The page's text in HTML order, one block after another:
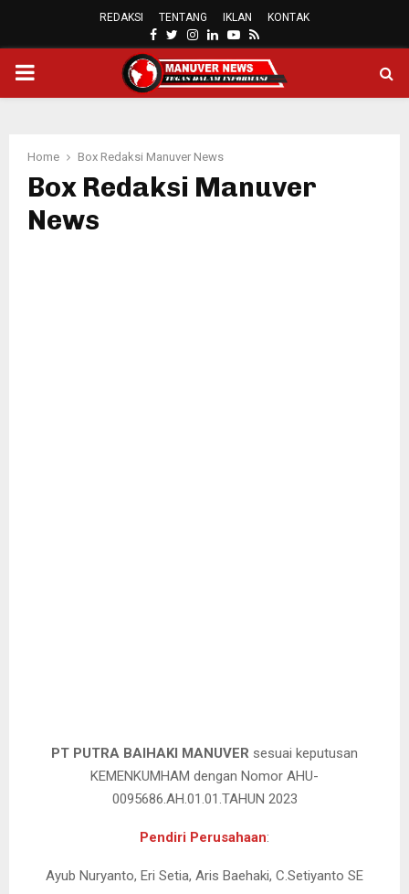
REDAKSI TENTANG IKLAN KONTAK
FACEBOOK
TWITTER
INSTAGRAM
LINKEDINYOUTUBE
RSS
PRIMARY
Home Box Redaksi Manuver News
Box Redaksi Manuver
News
PT PUTRA BAIHAKI MANUVER sesuai keputusan
KEMENKUMHAM dengan Nomor AHU-
0095686.AH.01.01.TAHUN 2023
Pendiri Perusahaan:
Ayub Nuryanto, Eri Setia, Aris Baehaki, C.Setiyanto SE